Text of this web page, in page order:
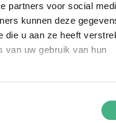
partners voor social
kunnen deze
die u aan ze heeft
van uw gebruik van hun